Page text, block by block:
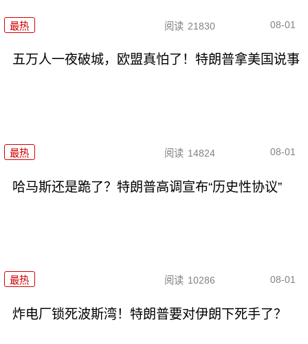
最热 阅读 21830 08-01
五万人一夜破城，欧盟真怕了！特朗普拿美国说事
最热 阅读 14824 08-01
哈马斯还是跪了？特朗普高调宣布“历史性协议”
最热 阅读 10286 08-01
炸电厂锁死波斯湾！特朗普要对伊朗下死手了？